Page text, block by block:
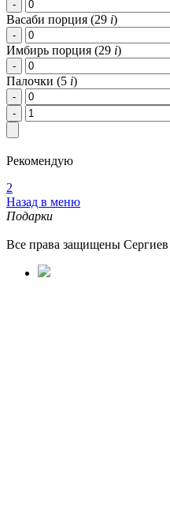
Васаби порция (29 i)
Имбирь порция (29 i)
Палочки (5 i)
Рекомендую
2
Назад в меню
Подарки
Все права защищены